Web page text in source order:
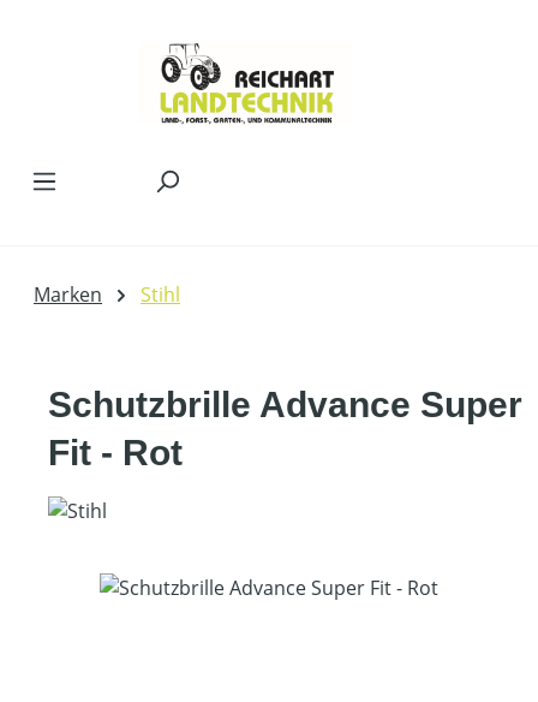
Marken Stihl
Schutzbrille Advance Super
Fit - Rot
Bildergalerie überspringen